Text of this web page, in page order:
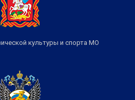
культуры и спорта МО